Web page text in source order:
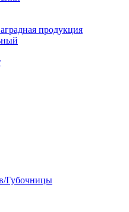
продукция
Губочницы